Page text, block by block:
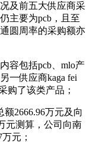
及前五大供应商采
主要为pcb，且至
圆周率的采购额亦
容包括pcb、mlo产
一供应商kaga fei
购了该类产品；
2666.96万元及向
元测算，公司向南
元；